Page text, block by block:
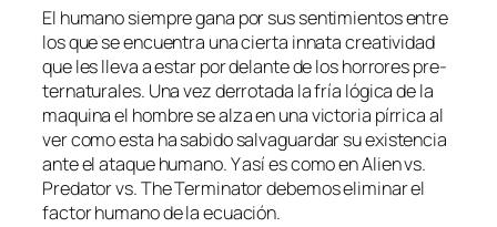
El hu­mano siem­pre ga­na por sus sen­ti­mien­tos en­tre
los que se en­cuen­tra una cier­ta in­na­ta crea­ti­vi­dad
que les lle­va a es­tar por de­lan­te de los ho­rro­res pre­
ter­na­tu­ra­les. Una vez de­rro­ta­da la fría ló­gi­ca de la
ma­qui­na el hom­bre se al­za en una vic­to­ria pí­rri­ca al
ver co­mo es­ta ha sa­bi­do sal­va­guar­dar su exis­ten­cia
an­te el ata­que hu­mano. Y así es co­mo en Alien vs.
Predator vs. The Terminator de­be­mos eli­mi­nar el
fac­tor hu­mano de la ecuación.